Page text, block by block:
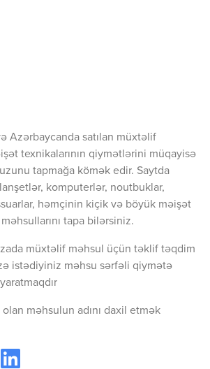
Azərbaycanda satılan müxtəlif
texnikalarının qiymətlərini müqayisə
tapmağa kömək edir. Saytda
komputerlər, noutbuklar,
həmçinin kiçik və böyük məişət
tapa bilərsiniz.
müxtəlif məhsul üçün təklif təqdim
istədiyiniz məhsu sərfəli qiymətə
olan məhsulun adını daxil etmək